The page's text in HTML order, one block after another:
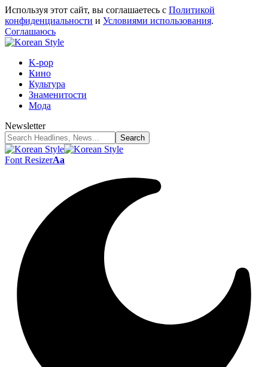
Используя этот сайт, вы соглашаетесь с Политикой
конфиденциальности и Условиями использования.
Соглашаюсь
K-pop
Кино
Культура
Знаменитости
Мода
Newsletter
Font ResizerAa